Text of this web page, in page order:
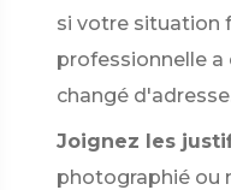
si votre situation
professionnelle a
changé
Joignez les
photographié ou